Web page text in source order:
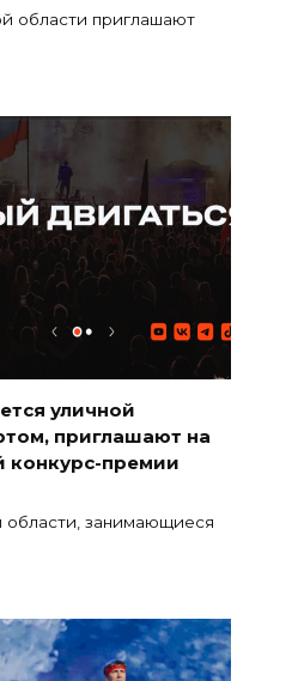
области приглашают
уличной
приглашают на
премии
занимающиеся